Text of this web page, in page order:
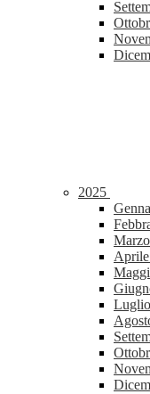
2025
Marzo
Aprile
Luglio